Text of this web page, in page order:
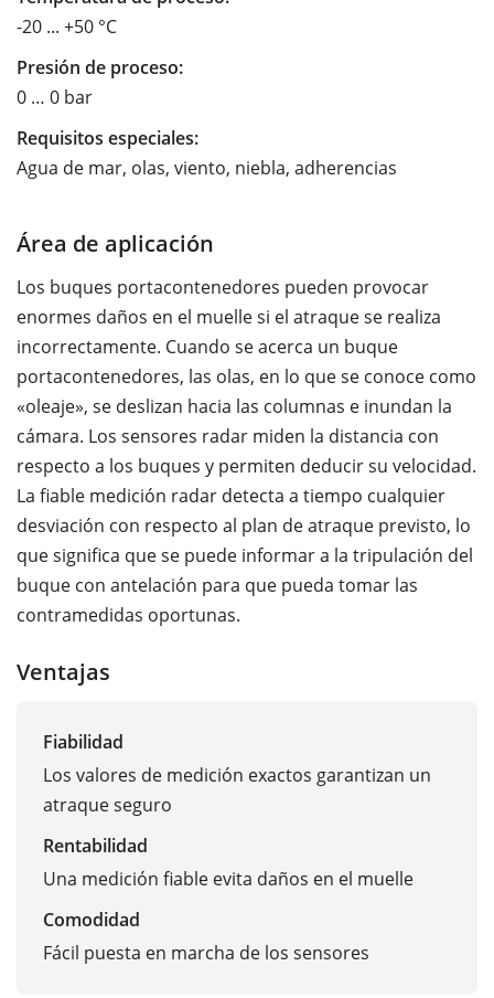
-20 ... +50 °C
Presión de proceso:
0 … 0 bar
Requisitos especiales:
Agua de mar, olas, viento, niebla, adherencias
Área de aplicación
Los buques portacontenedores pueden provocar
enormes daños en el muelle si el atraque se realiza
incorrectamente. Cuando se acerca un buque
portacontenedores, las olas, en lo que se conoce como
«oleaje», se deslizan hacia las columnas e inundan la
cámara. Los sensores radar miden la distancia con
respecto a los buques y permiten deducir su velocidad.
La fiable medición radar detecta a tiempo cualquier
desviación con respecto al plan de atraque previsto, lo
que significa que se puede informar a la tripulación del
buque con antelación para que pueda tomar las
contramedidas oportunas.
Ventajas
Fiabilidad
Los valores de medición exactos garantizan un
atraque seguro
Rentabilidad
Una medición fiable evita daños en el muelle
Comodidad
Fácil puesta en marcha de los sensores